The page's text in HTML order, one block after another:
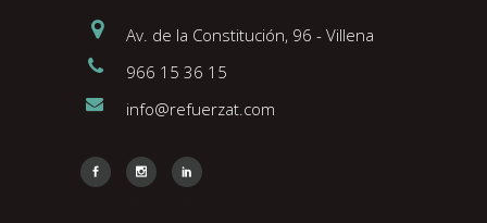
Av. de la Constitución, 96 - Villena
966 15 36 15
info@refuerzat.com